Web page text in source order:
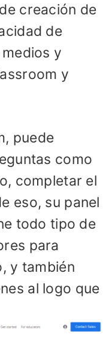
creación de
de
y
y
puede
como
completar el
eso, su panel
todo tipo de
para
y también
al logo que